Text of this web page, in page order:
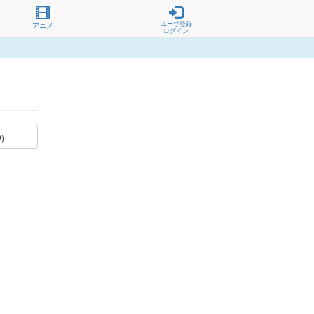
アニメ
ユーザ登録
ログイン